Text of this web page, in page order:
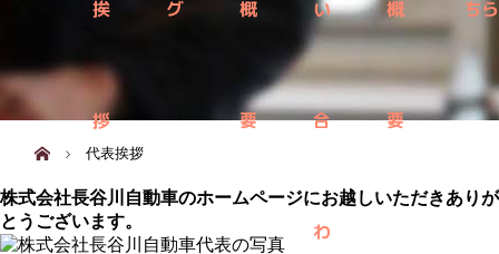
挨
拶
グ 概
要
い
合
わ
概
要
ちら
ホーム
代表挨拶
株式会社長谷川自動車のホームページにお越しいただきありが
とうございます。